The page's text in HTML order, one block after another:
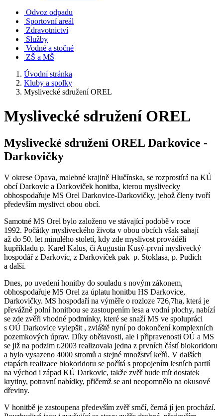
Odvoz odpadu
Sportovní areál
Zdravotnictví
Služby
Vodné a stočné
ZŠ a MŠ
Úvodní stránka
Kluby a spolky
Myslivecké sdružení OREL
Myslivecké sdružení OREL
Myslivecké sdružení OREL Darkovice -
Darkovičky
V okrese Opava, malebné krajině Hlučínska, se rozprostírá na KÚ
obcí Darkovic a Darkoviček honitba, kterou myslivecky
obhospodařuje MS Orel Darkovice-Darkovičky, jehož členy tvoří
především myslivci obou obcí.
Samotné MS Orel bylo založeno ve stávající podobě v roce
1992. Počátky mysliveckého života v obou obcích však sahají
až do 50. let minulého století, kdy zde myslivost prováděli
kupříkladu p. Karel Kalus, či Augustin Kusý-první myslivecký
hospodář z Darkovic, z Darkoviček pak p. Stoklasa, p. Pudich
a další.
Dnes, po uvedení honitby do souladu s novým zákonem,
obhospodařuje MS Orel za úplatu honitbu HS Darkovice,
Darkovičky. MS hospodaří na výměře o rozloze 726,7ha, která je
převážně polní honitbou se zastoupením lesa a vodní plochy, nabízí
se zde zvěři vhodné podmínky, které se snaží MS ve spolupráci
s OÚ Darkovice vylepšit , zvláště nyní po dokončení komplexních
pozemkových úprav. Díky obětavosti, ale i připravenosti OÚ a MS
se již na podzim r.2003 realizovala jedna z prvních částí biokoridoru
a bylo vysazeno 4000 stromů a stejné množství keřů. V dalších
etapách realizace biokoridoru se počítá s propojením lesních partií
na východ i západ KÚ Darkovic, takže zvěř bude mít dostatek
krytiny, potravní nabídky, přičemž se ani neopomnělo na okusové
dřeviny.
V honitbě je zastoupena především zvěř srnčí, černá jí jen prochází.